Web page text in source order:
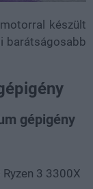
készült
barátságosabb
gépigény
3 3300X